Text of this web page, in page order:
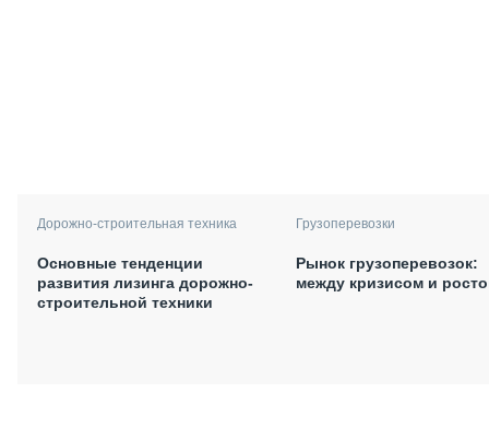
Дорожно-строительная техника
Основные тенденции
развития лизинга дорожно-
строительной техники
Грузоперевозки
Рынок грузоперевозок:
между кризисом и